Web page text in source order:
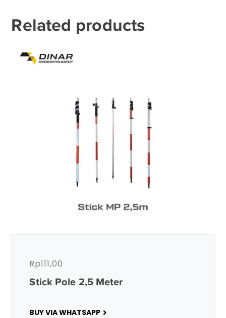
Related products
Stick Pole 2,5 Meter
Rp111,00
BUY VIA WHATSAPP